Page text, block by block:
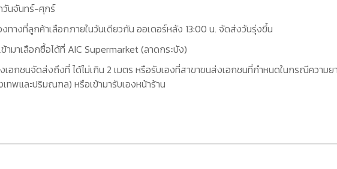
วันจันทร์-ศุกร์
างที่ลูกค้าเลือกภายในวันเดียวกัน ออเดอร์หลัง 13:00 น. จัดส่งวันรุ่งขึ้น
มาเลือกซื้อได้ที่ AIC Supermarket (ลาดกระบัง)
อกชนจัดส่งถึงที่ ได้ไม่เกิน 2 เมตร หรือรับเองที่สาขาขนส่งเอกชนที่กำหนดในกรณีความ
ทพและปริมณฑล) หรือเข้ามารับเองหน้าร้าน